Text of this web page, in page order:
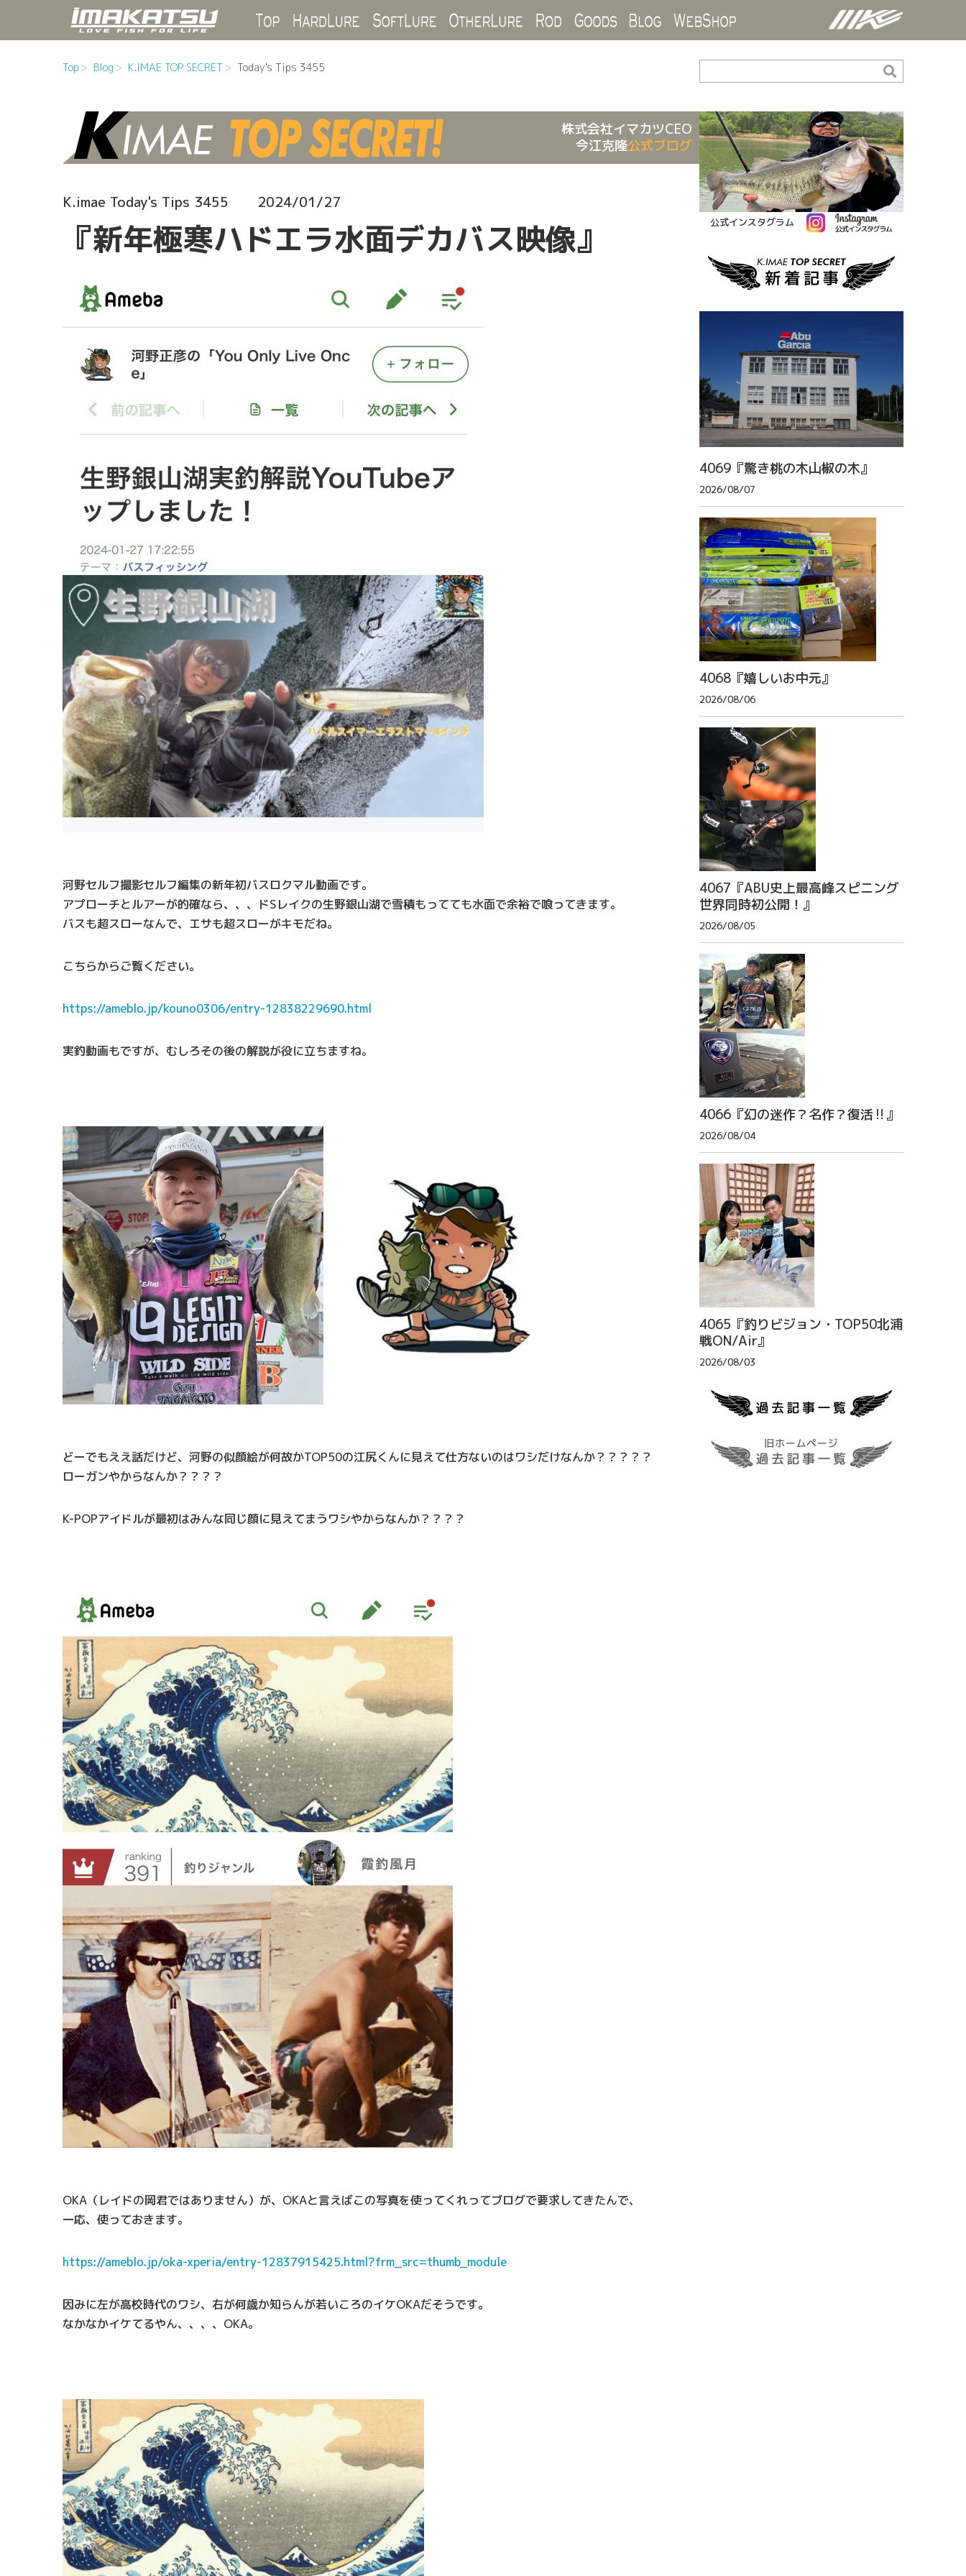
Top Hard Lure Soft Lure Other Lure
Rod Goods Blog
Top Blog K.IMAE TOP SECRET Today's Tips 3455
株式会社イマカツCEO
今江克隆公式ブログ
公式インスタグラム
K.imae Today's Tips 3455 2024/01/27
『新年極寒ハドエラ水面デカバス映像』
河野セルフ撮影セルフ編集の新年初バスロクマル動画です。
アプローチとルアーが的確なら、、、ドSレイクの生野銀山湖で雪積もってても水面で余裕で喰ってきます。
バスも超スローなんで、エサも超スローがキモだね。
こちらからご覧ください。
https://ameblo.jp/kouno0306/entry-12838229690.html
実釣動画もですが、むしろその後の解説が役に立ちますね。
どーでもええ話だけど、河野の似顔絵が何故かTOP50の江尻くんに見えて仕方ないのはワシだけなんか？？？？？
ローガンやからなんか？？？？
K-POPアイドルが最初はみんな同じ顔に見えてまうワシやからなんか？？？？
OKA（レイドの岡君ではありません）が、OKAと言えばこの写真を使ってくれってブログで要求してきたんで、
一応、使っておきます。
https://ameblo.jp/oka-xperia/entry-12837915425.html?frm_src=thumb_module
因みに左が高校時代のワシ、右が何歳か知らんが若いころのイケOKAだそうです。
なかなかイケてるやん、、、、OKA。
4069『驚き桃の木山椒の木』
2026/08/07
4068『嬉しいお中元』
2026/08/06
4067『ABU史上最高峰スピニング
世界同時初公開！』
2026/08/05
4066『幻の迷作？名作？復活‼』
2026/08/04
4065『釣りビジョン・TOP50北浦
戦ON/Air』
2026/08/03